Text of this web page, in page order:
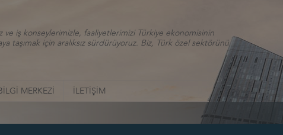
ve iş konseylerimizle, faaliyetlerimizi Türkiye ekonomisinin
için aralıksız sürdürüyoruz. Biz, Türk özel sektörünü
MERKEZİ İLETİŞİM